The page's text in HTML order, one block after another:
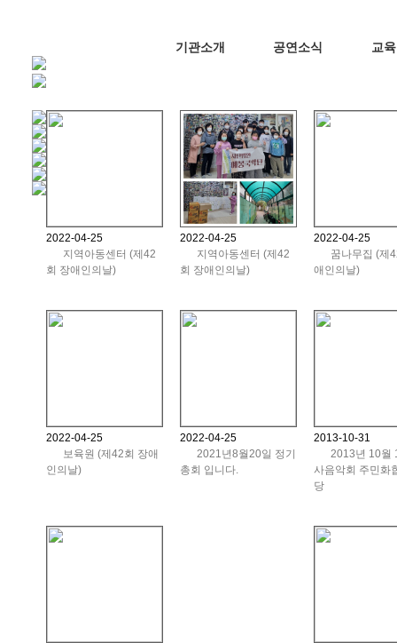
기관소개 공연소식 교
2022-04-25
지역아동센터 (제42
회 장애인의날)
2022-04-25
지역아동센터 (제42
회 장애인의날)
2022-04-25
꿈나무집 (제
애인의날)
2022-04-25
보육원 (제42회 장애
인의날)
2022-04-25
2021년8월20일 정기
총회 입니다.
2013-10-31
2013년 10월
사음악회 주민화
당